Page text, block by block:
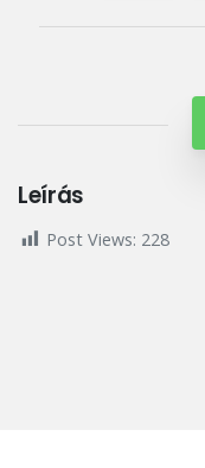
Leírás
Post Views: 228